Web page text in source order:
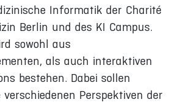
Informatik der Charité
Berlin und des KI Campus.
sowohl aus
als auch interaktiven
bestehen. Dabei sollen
verschiedenen Perspektiven der